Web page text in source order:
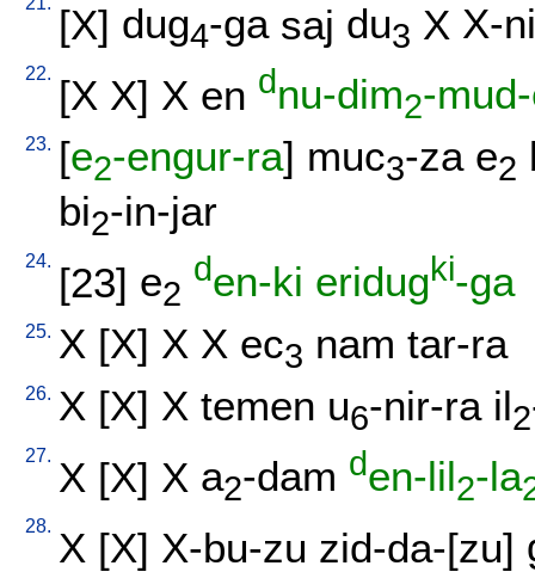
[X] dug4-ga saj du3 X X-ni
22. [X X] X en dnu-dim2-
23. [e2-engur-ra] muc3-za e2
bi2-in-jar
24. [23] e2
den-ki eridugki-ga
25. X [X] X X ec3 nam tar-ra
26. X [X] X temen u6-nir-ra il2
27. X [X] X a2-dam den-lil2-la
28. X [X] X-bu-zu zid-da-[zu]